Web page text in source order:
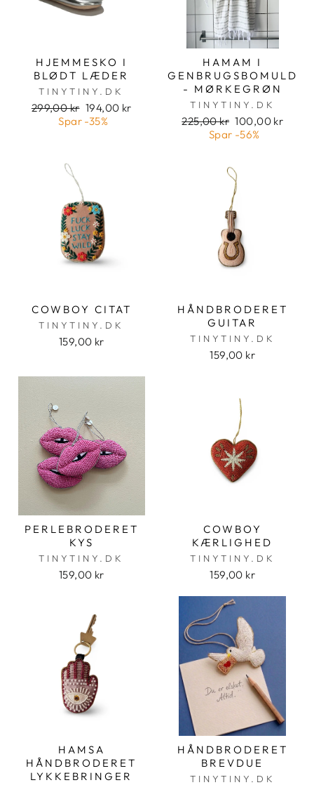
HJEMMESKO I
BLØDT LÆDER
TINYTINY.DK
Pris
299,00 kr Udsalgspris
194,00 kr
Spar -35%
HAMAM I
GENBRUGSBOMULD
- MØRKEGRØN
TINYTINY.DK
Pris
225,00 kr Udsalgspris
100,00 kr
Spar -56%
COWBOY CITAT
TINYTINY.DK
159,00 kr
HÅNDBRODERET
GUITAR
TINYTINY.DK
159,00 kr
PERLEBRODERET
KYS
TINYTINY.DK
159,00 kr
COWBOY
KÆRLIGHED
TINYTINY.DK
159,00 kr
HAMSA
HÅNDBRODERET
LYKKEBRINGER
HÅNDBRODERET
BREVDUE
TINYTINY.DK